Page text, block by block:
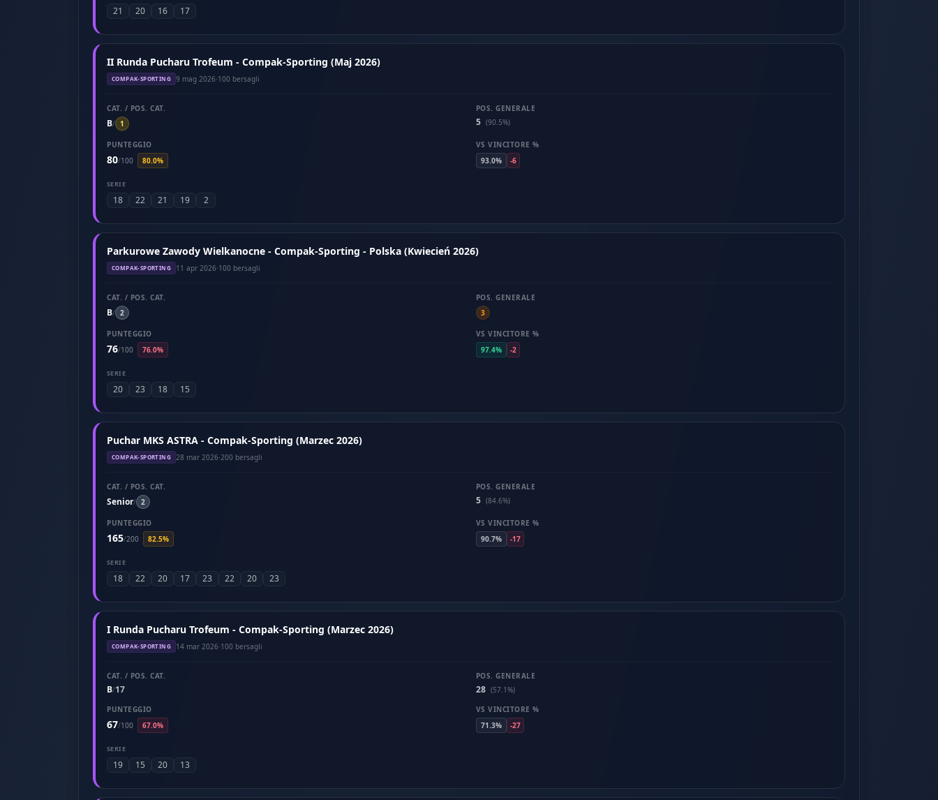
21 20 16 17
II Runda Pucharu Trofeum - Compak-Sporting (Maj 2026)
COMPAK-SPORTING 9 mag 2026·100 bersagli
CAT. / POS. CAT.
B/ 1
POS. GENERALE
5 (90.5%)
PUNTEGGIO
80/100 80.0%
VS VINCITORE %
93.0%
-6
SERIE
18 22 21 19 2
Parkurowe Zawody Wielkanocne - Compak-Sporting - Polska (Kwiecień 2026)
COMPAK-SPORTING 11 apr 2026·100 bersagli
CAT. / POS. CAT.
B/ 2
POS. GENERALE
3
PUNTEGGIO
76/100 76.0%
VS VINCITORE %
97.4%
-2
SERIE
20 23 18 15
Puchar MKS ASTRA - Compak-Sporting (Marzec 2026)
COMPAK-SPORTING 28 mar 2026·200 bersagli
CAT. / POS. CAT.
Senior/ 2
POS. GENERALE
5 (84.6%)
PUNTEGGIO
165/200 82.5%
VS VINCITORE %
90.7%
-17
SERIE
18 22 20 17 23 22 20 23
I Runda Pucharu Trofeum - Compak-Sporting (Marzec 2026)
COMPAK-SPORTING 14 mar 2026·100 bersagli
CAT. / POS. CAT.
B/17
POS. GENERALE
28 (57.1%)
PUNTEGGIO
67/100 67.0%
VS VINCITORE %
71.3%
-27
SERIE
19 15 20 13